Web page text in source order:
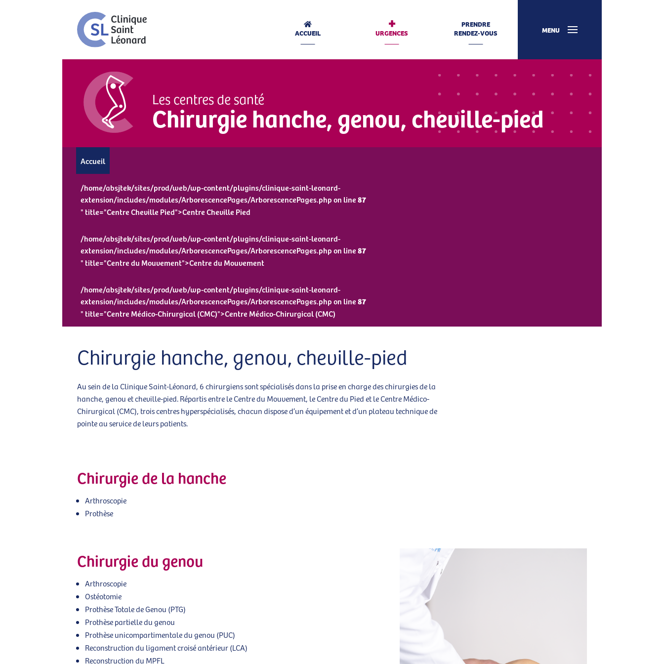
ACCUEIL +
URGENCES
PRENDRE
RENDEZ-VOUS
MENU
Les centres de santé
Chirurgie hanche, genou, cheville-pied
Accueil
/home/absjtek/sites/prod/web/wp-content/plugins/clinique-saint-leonard-
extension/includes/modules/ArborescencePages/ArborescencePages.php on line87
" title="Centre Cheville Pied">Centre Cheville Pied
/home/absjtek/sites/prod/web/wp-content/plugins/clinique-saint-leonard-
extension/includes/modules/ArborescencePages/ArborescencePages.php on line87
" title="Centre du Mouvement">Centre du Mouvement
/home/absjtek/sites/prod/web/wp-content/plugins/clinique-saint-leonard-
extension/includes/modules/ArborescencePages/ArborescencePages.php on line87
" title="Centre Médico-Chirurgical (CMC)">Centre Médico-Chirurgical (CMC)
Chirurgie hanche, genou, cheville-pied
Au sein de la Clinique Saint-Léonard, 6 chirurgiens sont spécialisés dans la prise en charge des chirurgies de la
hanche, genou et cheville-pied. Répartis entre le Centre du Mouvement, le Centre du Pied et le Centre Médico-
Chirurgical (CMC), trois centres hyperspécialisés, chacun dispose d’un équipement et d’un plateau technique de
pointe au service de leurs patients.
Chirurgie de la hanche
Arthroscopie
Prothèse
Chirurgie du genou
Arthroscopie
Ostéotomie
Prothèse Totale de Genou (PTG)
Prothèse partielle du genou
Prothèse unicompartimentale du genou (PUC)
Reconstruction du ligament croisé antérieur (LCA)
Reconstruction du MPFL